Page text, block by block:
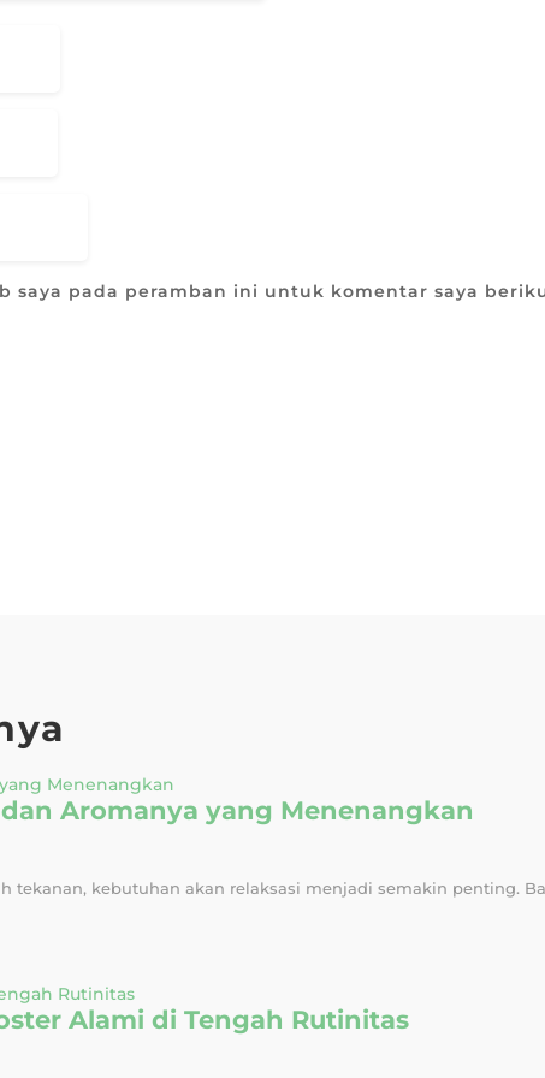
saya pada peramban ini untuk komentar saya
Aromanya yang Menenangkan
tekanan, kebutuhan akan relaksasi menjadi semakin penting.
Alami di Tengah Rutinitas